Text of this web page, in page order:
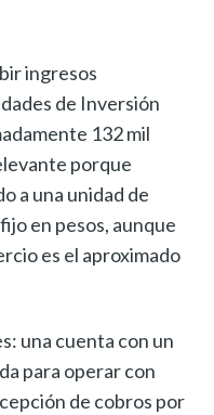
ingresos
de Inversión
132 mil
porque
a una unidad de
en pesos, aunque
es el aproximado
una cuenta con un
para operar con
de cobros por